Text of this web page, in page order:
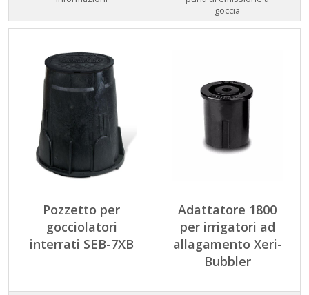
goccia
Pozzetto per
gocciolatori
interrati SEB-7XB
Adattatore 1800
per irrigatori ad
allagamento Xeri-
Bubbler